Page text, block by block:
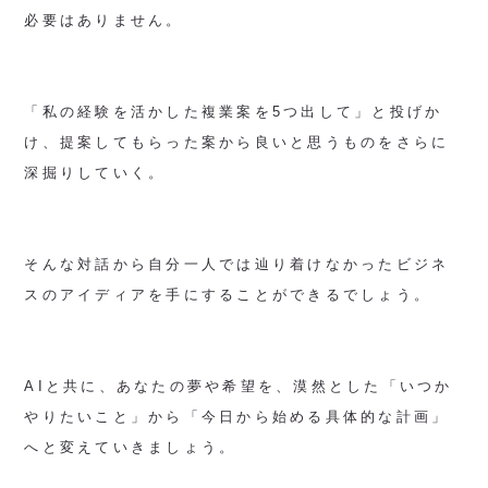
必要はありません。
「私の経験を活かした複業案を5つ出して」と投げか
け、提案してもらった案から良いと思うものをさらに
深掘りしていく。
そんな対話から自分一人では辿り着けなかったビジネ
スのアイディアを手にすることができるでしょう。
AIと共に、あなたの夢や希望を、漠然とした「いつか
やりたいこと」から「今日から始める具体的な計画」
へと変えていきましょう。